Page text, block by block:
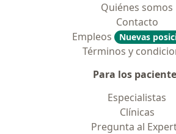
Quiénes somos
Contacto
Empleos
Nuevas
Términos y
Para los
Especialistas
Clínicas
Pregunta al